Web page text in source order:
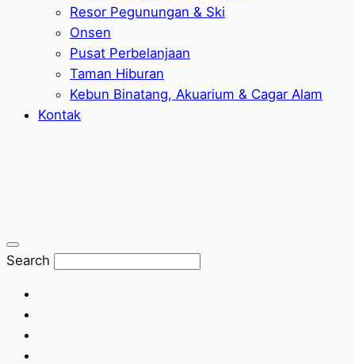
Resor Pegunungan & Ski
Onsen
Pusat Perbelanjaan
Taman Hiburan
Kebun Binatang, Akuarium & Cagar Alam
Kontak
Search